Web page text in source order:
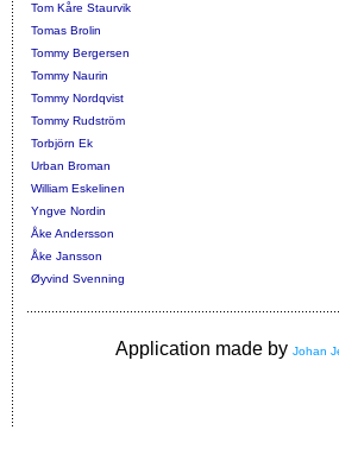
Tom Kåre Staurvik
Tomas Brolin
Tommy Bergersen
Tommy Naurin
Tommy Nordqvist
Tommy Rudström
Torbjörn Ek
Urban Broman
William Eskelinen
Yngve Nordin
Åke Andersson
Åke Jansson
Øyvind Svenning
Application made by Johan